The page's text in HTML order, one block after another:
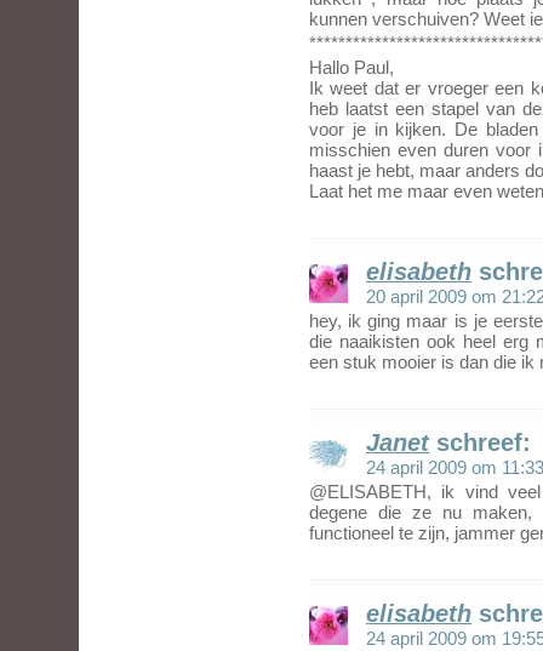
kunnen verschuiven? Weet
Hallo Paul,
Ik weet dat er vroeger een
heb laatst een stapel van
voor je in kijken. De
misschien even duren voor
haast je hebt, maar anders
Laat het me maar even
elisabeth
20 april 2009 om
hey, ik ging maar is je
die naaikisten ook heel erg
een stuk mooier is dan die ik
Janet schreef:
24 april 2009 om 11:33
@ELISABETH, ik vind
degene die ze nu
functioneel te zijn, jammer
elisabeth
24 april 2009 om